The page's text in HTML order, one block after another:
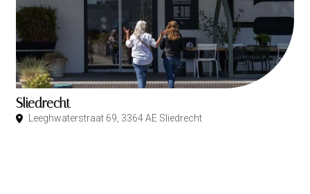
Sliedrecht
Leeghwaterstraat 69, 3364 AE Sliedrecht